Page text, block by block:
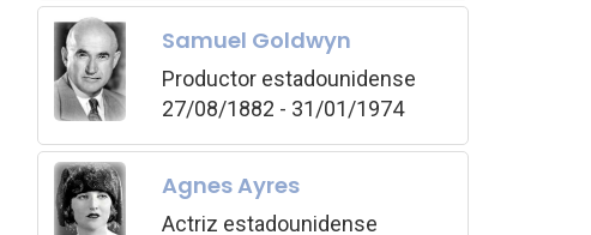
Samuel Goldwyn
Productor estadounidense
27/08/1882 - 31/01/1974
Agnes Ayres
Actriz estadounidense